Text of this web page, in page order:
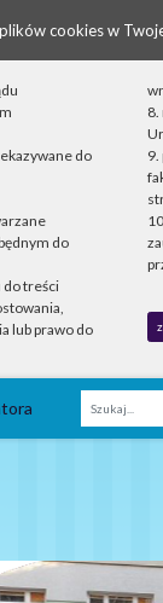
cookies w
do
do
do treści
lub prawo do
8.
9.
Fraza